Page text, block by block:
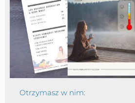
Otrzymasz w nim: